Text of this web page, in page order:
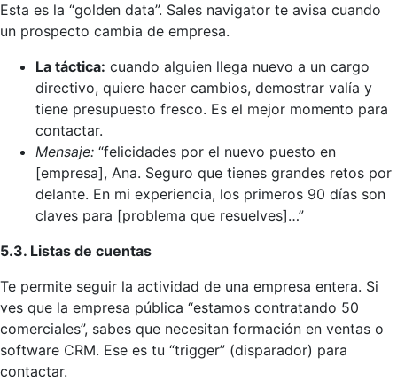
Esta es la “golden data”. Sales navigator te avisa cuando
un prospecto cambia de empresa.
La táctica: cuando alguien llega nuevo a un cargo
directivo, quiere hacer cambios, demostrar valía y
tiene presupuesto fresco. Es el mejor momento para
contactar.
Mensaje: “felicidades por el nuevo puesto en
[empresa], Ana. Seguro que tienes grandes retos por
delante. En mi experiencia, los primeros 90 días son
claves para [problema que resuelves]…”
5.3. Listas de cuentas
Te permite seguir la actividad de una empresa entera. Si
ves que la empresa pública “estamos contratando 50
comerciales”, sabes que necesitan formación en ventas o
software CRM. Ese es tu “trigger” (disparador) para
contactar.